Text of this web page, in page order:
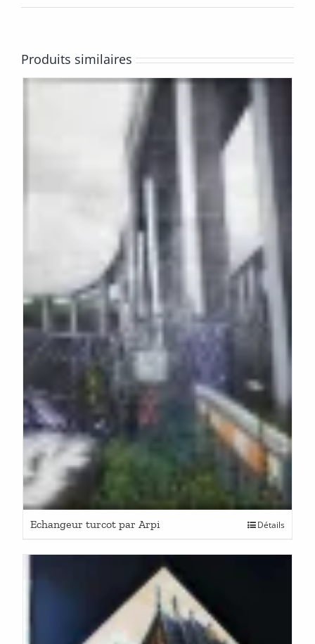
Produits similaires
Echangeur turcot par Arpi Détails